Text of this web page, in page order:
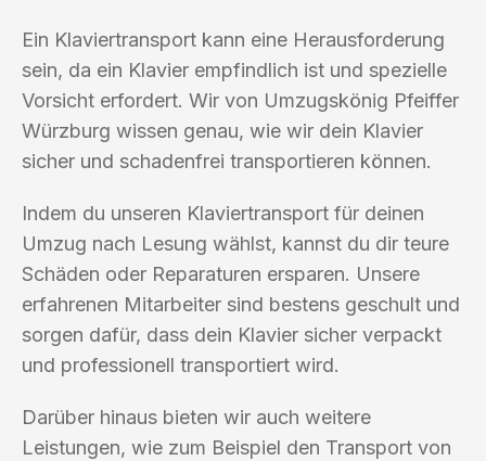
Ein Klaviertransport kann eine Herausforderung
sein, da ein Klavier empfindlich ist und spezielle
Vorsicht erfordert. Wir von Umzugskönig Pfeiffer
Würzburg wissen genau, wie wir dein Klavier
sicher und schadenfrei transportieren können.
Indem du unseren Klaviertransport für deinen
Umzug nach Lesung wählst, kannst du dir teure
Schäden oder Reparaturen ersparen. Unsere
erfahrenen Mitarbeiter sind bestens geschult und
sorgen dafür, dass dein Klavier sicher verpackt
und professionell transportiert wird.
Darüber hinaus bieten wir auch weitere
Leistungen, wie zum Beispiel den Transport von